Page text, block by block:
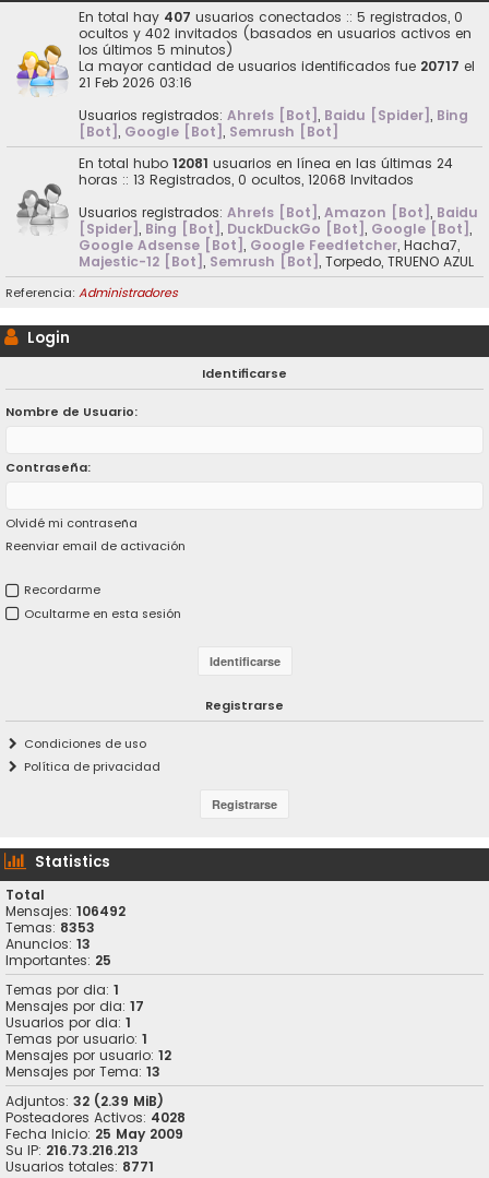
En total hay 407 usuarios conectados :: 5 registrados, 0
ocultos y 402 invitados (basados en usuarios activos en
los últimos 5 minutos)
La mayor cantidad de usuarios identificados fue 20717 el
21 Feb 2026 03:16
Usuarios registrados: Ahrefs [Bot], Baidu [Spider], Bing
[Bot], Google [Bot], Semrush [Bot]
En total hubo 12081 usuarios en línea en las últimas 24
horas :: 13 Registrados, 0 ocultos, 12068 Invitados
Usuarios registrados: Ahrefs [Bot], Amazon [Bot], Baidu
[Spider], Bing [Bot], DuckDuckGo [Bot], Google [Bot],
Google Adsense [Bot], Google Feedfetcher, Hacha7,
Majestic-12 [Bot], Semrush [Bot], Torpedo, TRUENO AZUL
Referencia: Administradores
Login
Identificarse
Nombre de Usuario:
Contraseña:
Olvidé mi contraseña
Reenviar email de activación
Recordarme
Ocultarme en esta sesión
Registrarse
Condiciones de uso
Política de privacidad
Statistics
Total
Mensajes: 106492
Temas: 8353
Anuncios: 13
Importantes: 25
Temas por dia: 1
Mensajes por dia: 17
Usuarios por dia: 1
Temas por usuario: 1
Mensajes por usuario: 12
Mensajes por Tema: 13
Adjuntos: 32 (2.39 MiB)
Posteadores Activos: 4028
Fecha Inicio: 25 May 2009
Su IP: 216.73.216.213
Usuarios totales: 8771